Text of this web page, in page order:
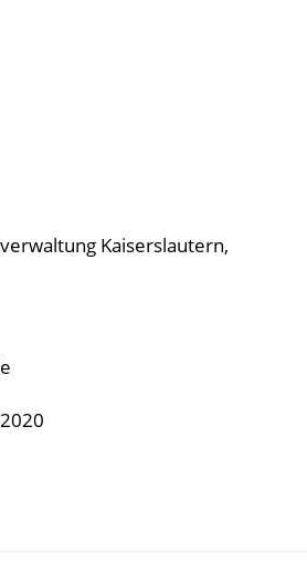
Kaiserslautern,